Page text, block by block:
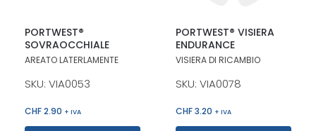
PORTWEST®
SOVRAOCCHIALE
AREATO LATERLAMENTE
SKU: VIA0053
CHF2.90 + IVA
PORTWEST® VISIERA
ENDURANCE
VISIERA DI RICAMBIO
SKU: VIA0078
CHF3.20 + IVA